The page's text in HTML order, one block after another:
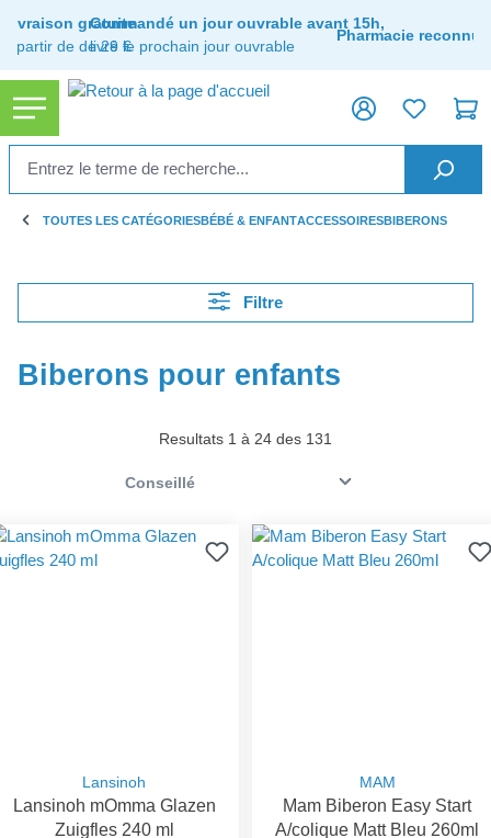
principal
Livraison gratuite
à partir de de 29 €
Commandé un jour ouvrable avant 15h,
livré le prochain jour ouvrable
Pharmacie reconnue
TOUTES LES CATÉGORIESBÉBÉ & ENFANTACCESSOIRESBIBERONS
Filtre
Biberons pour enfants
Resultats 1 à 24 des 131
Lansinoh
Lansinoh mOmma Glazen
Zuigfles 240 ml
MAM
Mam Biberon Easy Start
A/colique Matt Bleu 260ml